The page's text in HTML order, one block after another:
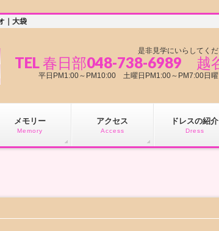
｜大袋
是非見学にいらしてく
TEL 春日部048-738-6989 越
平日PM1:00～PM10:00 土曜日PM1:00～PM7:00日曜
メモリー
Memory
アクセス
Access
ドレスの紹介
Dress